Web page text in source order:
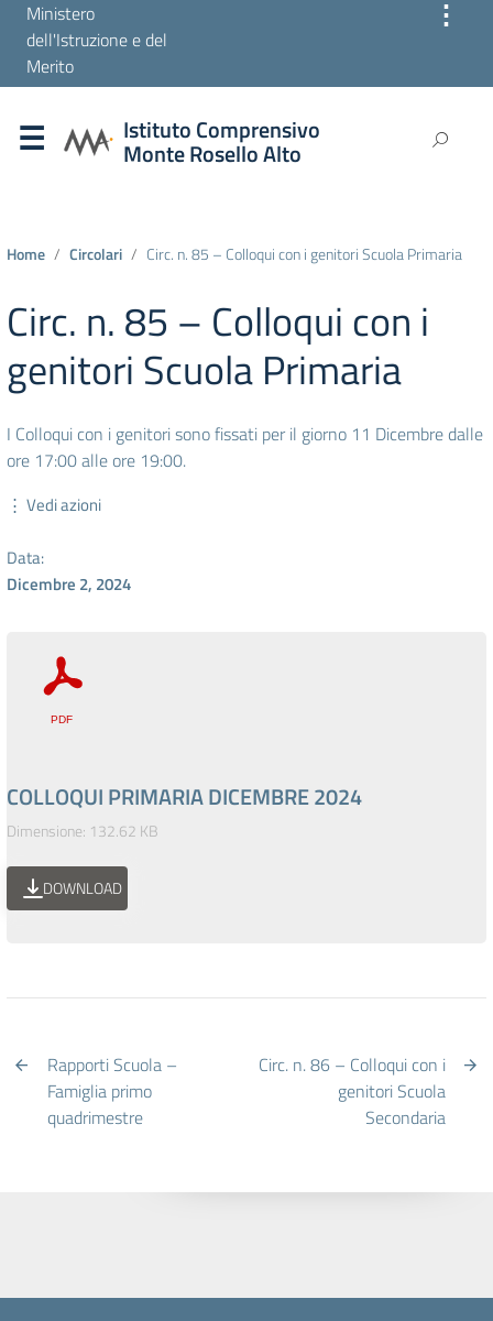
Ministero
dell'Istruzione e del
Merito
⋮
Istituto Comprensivo
Monte Rosello Alto
Home Circolari Circ. n. 85 – Colloqui con i genitori Scuola Primaria
Circ. n. 85 – Colloqui con i
genitori Scuola Primaria
I Colloqui con i genitori sono fissati per il giorno 11 Dicembre dalle
ore 17:00 alle ore 19:00.
⋮ Vedi azioni
Data:
Dicembre 2, 2024
COLLOQUI PRIMARIA DICEMBRE 2024
Dimensione: 132.62 KB
DOWNLOAD
Rapporti Scuola –
Famiglia primo
quadrimestre
Circ. n. 86 – Colloqui con i
genitori Scuola
Secondaria